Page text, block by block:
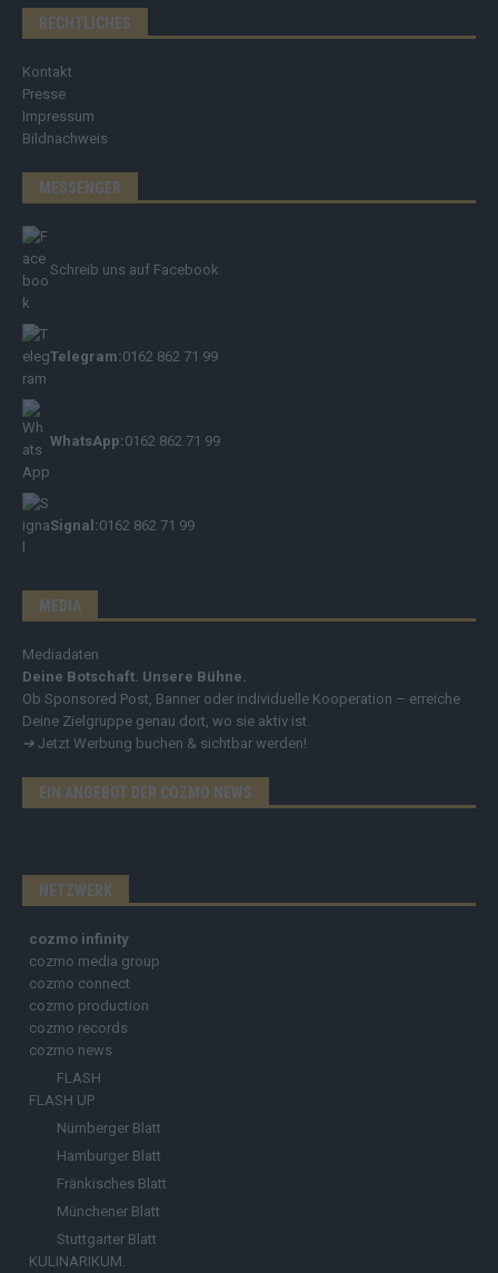
RECHTLICHES
Kontakt
Presse
Impressum
Bildnachweis
MESSENGER
Schreib uns auf Facebook
Telegram:0162 862 71 99
WhatsApp:0162 862 71 99
Signal:0162 862 71 99
MEDIA
Mediadaten
Deine Botschaft. Unsere Bühne.
Ob Sponsored Post, Banner oder individuelle Kooperation – erreiche
Deine Zielgruppe genau dort, wo sie aktiv ist.
➔ Jetzt Werbung buchen & sichtbar werden!
EIN ANGEBOT DER COZMO NEWS
NETZWERK
cozmo infinity
cozmo media group
cozmo connect
cozmo production
cozmo records
cozmo news
FLASH
FLASH UP
Nürnberger Blatt
Hamburger Blatt
Fränkisches Blatt
Münchener Blatt
Stuttgarter Blatt
KULINARIKUM.